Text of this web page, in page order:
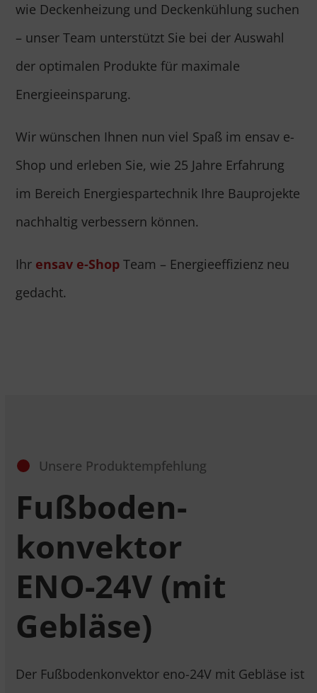
wie Deckenheizung und Deckenkühlung suchen
– unser Team unterstützt Sie bei der Auswahl
der optimalen Produkte für maximale
Energieeinsparung.
Wir wünschen Ihnen nun viel Spaß im ensav e-
Shop und erleben Sie, wie 25 Jahre Erfahrung
im Bereich Energiespartechnik Ihre Bauprojekte
nachhaltig verbessern können.
Ihr ensav e-Shop Team – Energieeffizienz neu
gedacht.
Unsere Produktempfehlung
Fußboden­
konvektor
ENO-24V (mit
Gebläse)
Der Fußbodenkonvektor eno-24V mit Gebläse ist